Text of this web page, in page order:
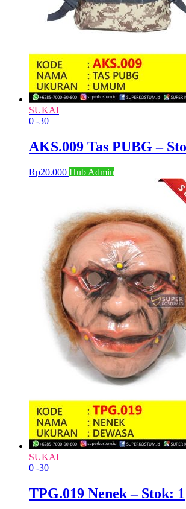
SUKAI
0 -30
AKS.009 Tas PUBG –
Rp20.000 Hub Admin
SUKAI
0 -30
TPG.019 Nenek – Stok: 1